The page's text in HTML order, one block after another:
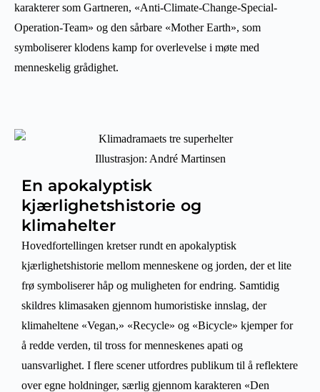
karakterer som Gartneren, «Anti-Climate-Change-Special-
Operation-Team» og den sårbare «Mother Earth», som
symboliserer klodens kamp for overlevelse i møte med
menneskelig grådighet.
Illustrasjon: André Martinsen
En apokalyptisk
kjærlighetshistorie og
klimahelter
Hovedfortellingen kretser rundt en apokalyptisk
kjærlighetshistorie mellom menneskene og jorden, der et lite
frø symboliserer håp og muligheten for endring. Samtidig
skildres klimasaken gjennom humoristiske innslag, der
klimaheltene «Vegan,» «Recycle» og «Bicycle» kjemper for
å redde verden, til tross for menneskenes apati og
uansvarlighet. I flere scener utfordres publikum til å reflektere
over egne holdninger, særlig gjennom karakteren «Den